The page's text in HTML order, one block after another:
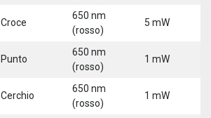
Croce
650 nm
(rosso)
5 mW
Punto
650 nm
(rosso)
1 mW
Cerchio
650 nm
(rosso)
1 mW